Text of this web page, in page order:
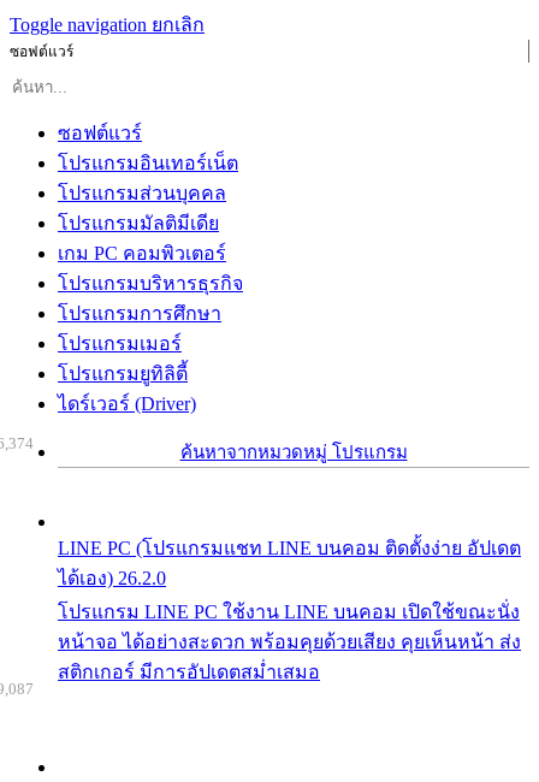
Toggle navigation ยกเลิก
ซอฟต์แวร์
ซอฟต์แวร์
โปรแกรมอินเทอร์เน็ต
โปรแกรมส่วนบุคคล
โปรแกรมมัลติมีเดีย
เกม PC คอมพิวเตอร์
โปรแกรมบริหารธุรกิจ
โปรแกรมการศึกษา
โปรแกรมเมอร์
โปรแกรมยูทิลิตี้
ไดร์เวอร์ (Driver)
ค้นหาจากหมวดหมู่ โปรแกรม
LINE PC (โปรแกรมแชท LINE บนคอม ติดตั้งง่าย อัปเดต
ได้เอง) 26.2.0
โปรแกรม LINE PC ใช้งาน LINE บนคอม เปิดใช้ขณะนั่ง
หน้าจอ ได้อย่างสะดวก พร้อมคุยด้วยเสียง คุยเห็นหน้า ส่ง
สติกเกอร์ มีการอัปเดตสม่ำเสมอ